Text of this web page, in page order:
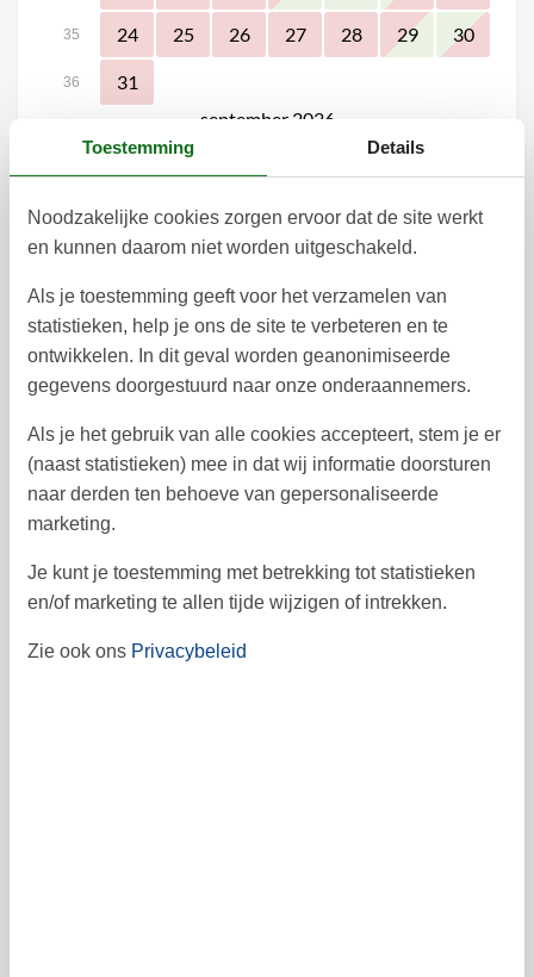
35 24 25 26 27 28 29 30
36
31
september 2026
ma di za
37 7 8 9 10 11 12
38 14 15 16 17 18 19
39 22 23
40 28 29 30
41
Prijs
Toestemming Details
Noodzakelijke cookies zorgen ervoor dat de site werkt
en kunnen daarom niet worden uitgeschakeld.
Als je toestemming geeft voor het verzamelen van
statistieken, help je ons de site te verbeteren en te
ontwikkelen. In dit geval worden geanonimiseerde
gegevens doorgestuurd naar onze onderaannemers.
Als je het gebruik van alle cookies accepteert, stem je er
(naast statistieken) mee in dat wij informatie doorsturen
naar derden ten behoeve van gepersonaliseerde
marketing.
Je kunt je toestemming met betrekking tot statistieken
en/of marketing te allen tijde wijzigen of intrekken.
Zie ook ons Privacybeleid